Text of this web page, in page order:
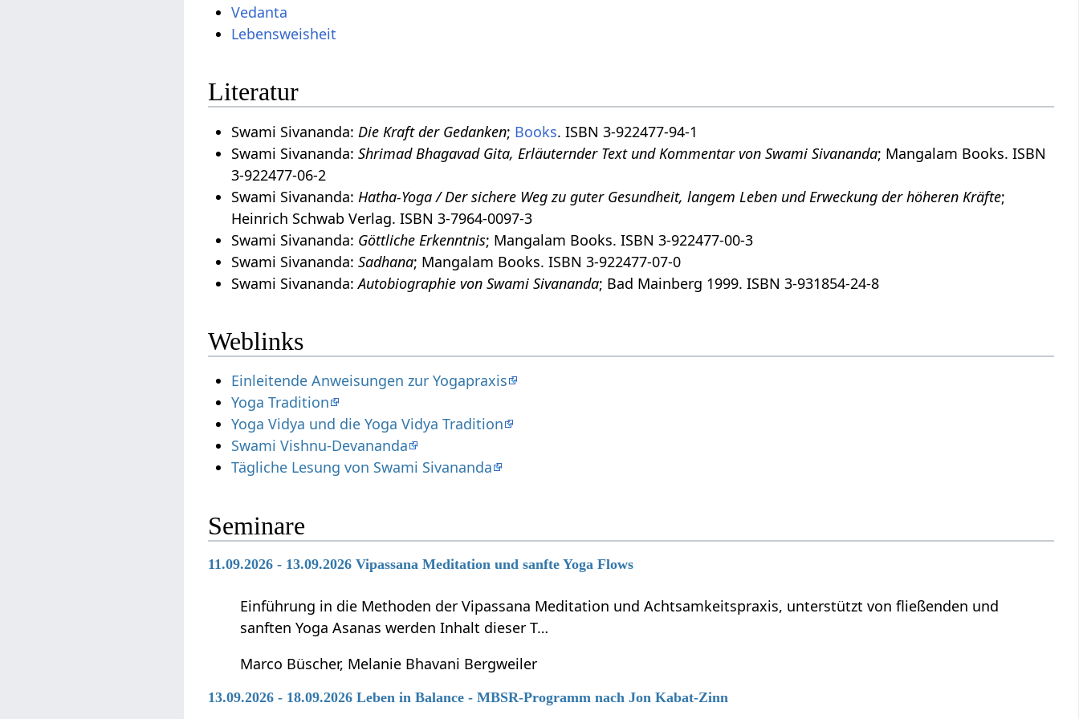
Vedanta
Lebensweisheit
Literatur
Swami Sivananda: Die Kraft der Gedanken; Books. ISBN 3-922477-94-1
Swami Sivananda: Shrimad Bhagavad Gita, Erläuternder Text und Kommentar von Swami Sivananda; Mangalam Books. ISBN
3-922477-06-2
Swami Sivananda: Hatha-Yoga / Der sichere Weg zu guter Gesundheit, langem Leben und Erweckung der höheren Kräfte;
Heinrich Schwab Verlag. ISBN 3-7964-0097-3
Swami Sivananda: Göttliche Erkenntnis; Mangalam Books. ISBN 3-922477-00-3
Swami Sivananda:Sadhana; Mangalam Books. ISBN 3-922477-07-0
Swami Sivananda:Autobiographie von Swami Sivananda; Bad Mainberg 1999. ISBN 3-931854-24-8
Weblinks
Einleitende Anweisungen zur Yogapraxis
Yoga Tradition
Yoga Vidya und die Yoga Vidya Tradition
Swami Vishnu-Devananda
Tägliche Lesung von Swami Sivananda
Seminare
11.09.2026 - 13.09.2026 Vipassana Meditation und sanfte Yoga Flows
Einführung in die Methoden der Vipassana Meditation und Achtsamkeitspraxis, unterstützt von fließenden und
sanften Yoga Asanas werden Inhalt dieser T…
Marco Büscher, Melanie Bhavani Bergweiler
13.09.2026 - 18.09.2026 Leben in Balance - MBSR-Programm nach Jon Kabat-Zinn